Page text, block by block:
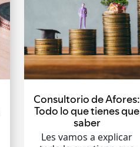
Consultorio de Afores:
Todo lo que tienes que
saber
Les vamos a explicar